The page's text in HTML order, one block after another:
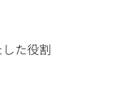
た役割